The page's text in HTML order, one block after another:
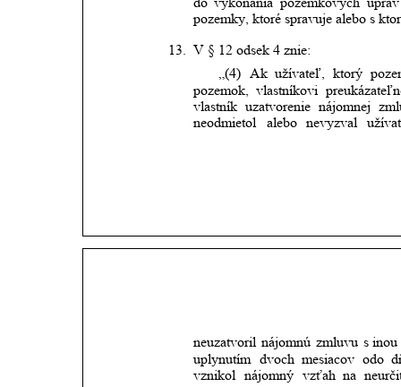
pozemky, ktoré spravuje alebo s
13.
V § 12 odsek 4 znie:
„(4)
Ak užívateľ, ktorý
pozemok,
vlastníkovi
vlastník uzatvorenie nájomnej
neodmietol
alebo nevyzval
neuzatvoril nájomnú zmluvu s inou
uplynutím dvoch mesiacov odo
vznikol nájomný vzťah na